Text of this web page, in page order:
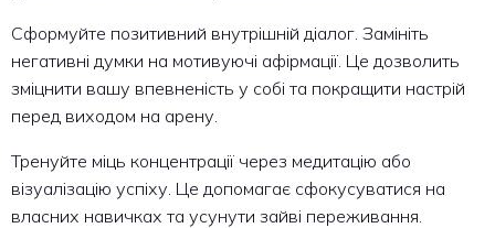
Сформуйте позитивний внутрішній діалог. Замініть
негативні думки на мотивуючі афірмації. Це дозволить
зміцнити вашу впевненість у собі та покращити настрій
перед виходом на арену.
Тренуйте міць концентрації через медитацію або
візуалізацію успіху. Це допомагає сфокусуватися на
власних навичках та усунути зайві переживання.